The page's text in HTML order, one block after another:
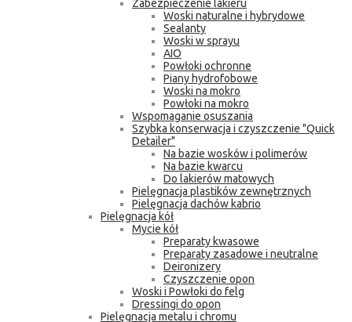
Zabezpieczenie lakieru
Woski naturalne i hybrydowe
Sealanty
Woski w sprayu
AIO
Powłoki ochronne
Piany hydrofobowe
Woski na mokro
Powłoki na mokro
Wspomaganie osuszania
Szybka konserwacja i czyszczenie "Quick
Detailer"
Na bazie wosków i polimerów
Na bazie kwarcu
Do lakierów matowych
Pielęgnacja plastików zewnętrznych
Pielęgnacja dachów kabrio
Pielęgnacja kół
Mycie kół
Preparaty kwasowe
Preparaty zasadowe i neutralne
Deironizery
Czyszczenie opon
Woski i Powłoki do felg
Dressingi do opon
Pielęgnacja metalu i chromu